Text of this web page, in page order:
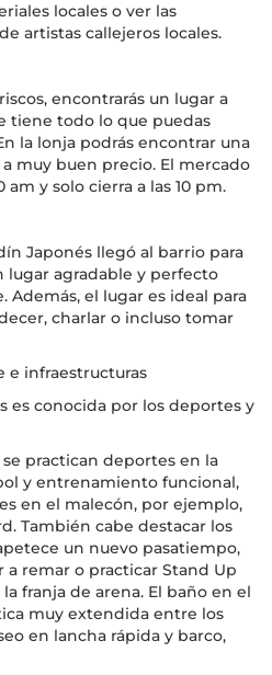
locales o ver las
artistas callejeros locales.
encontrarás un lugar a
tiene todo lo que puedas
la lonja podrás encontrar una
muy buen precio. El mercado
y solo cierra a las 10 pm.
Japonés llegó al barrio para
lugar agradable y perfecto
Además, el lugar es ideal para
charlar o incluso tomar
e infraestructuras
es conocida por los deportes y
practican deportes en la
y entrenamiento funcional,
en el malecón, por ejemplo,
También cabe destacar los
un nuevo pasatiempo,
remar o practicar Stand Up
franja de arena. El baño en el
muy extendida entre los
en lancha rápida y barco,